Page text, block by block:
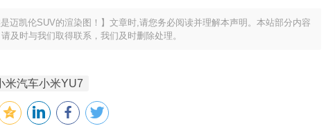
迈凯伦SUV的渲染图！】文章时,请您务必阅读并理解本声明。本站部分内容
及时与我们取得联系，我们及时删除处理。
米汽车小米YU7